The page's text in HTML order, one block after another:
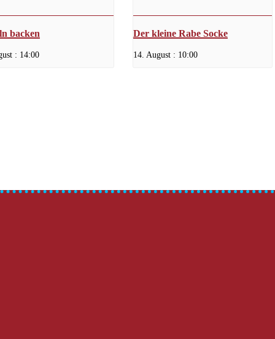
backen
: 14:00
Der kleine Rabe Socke
14. August : 10:00